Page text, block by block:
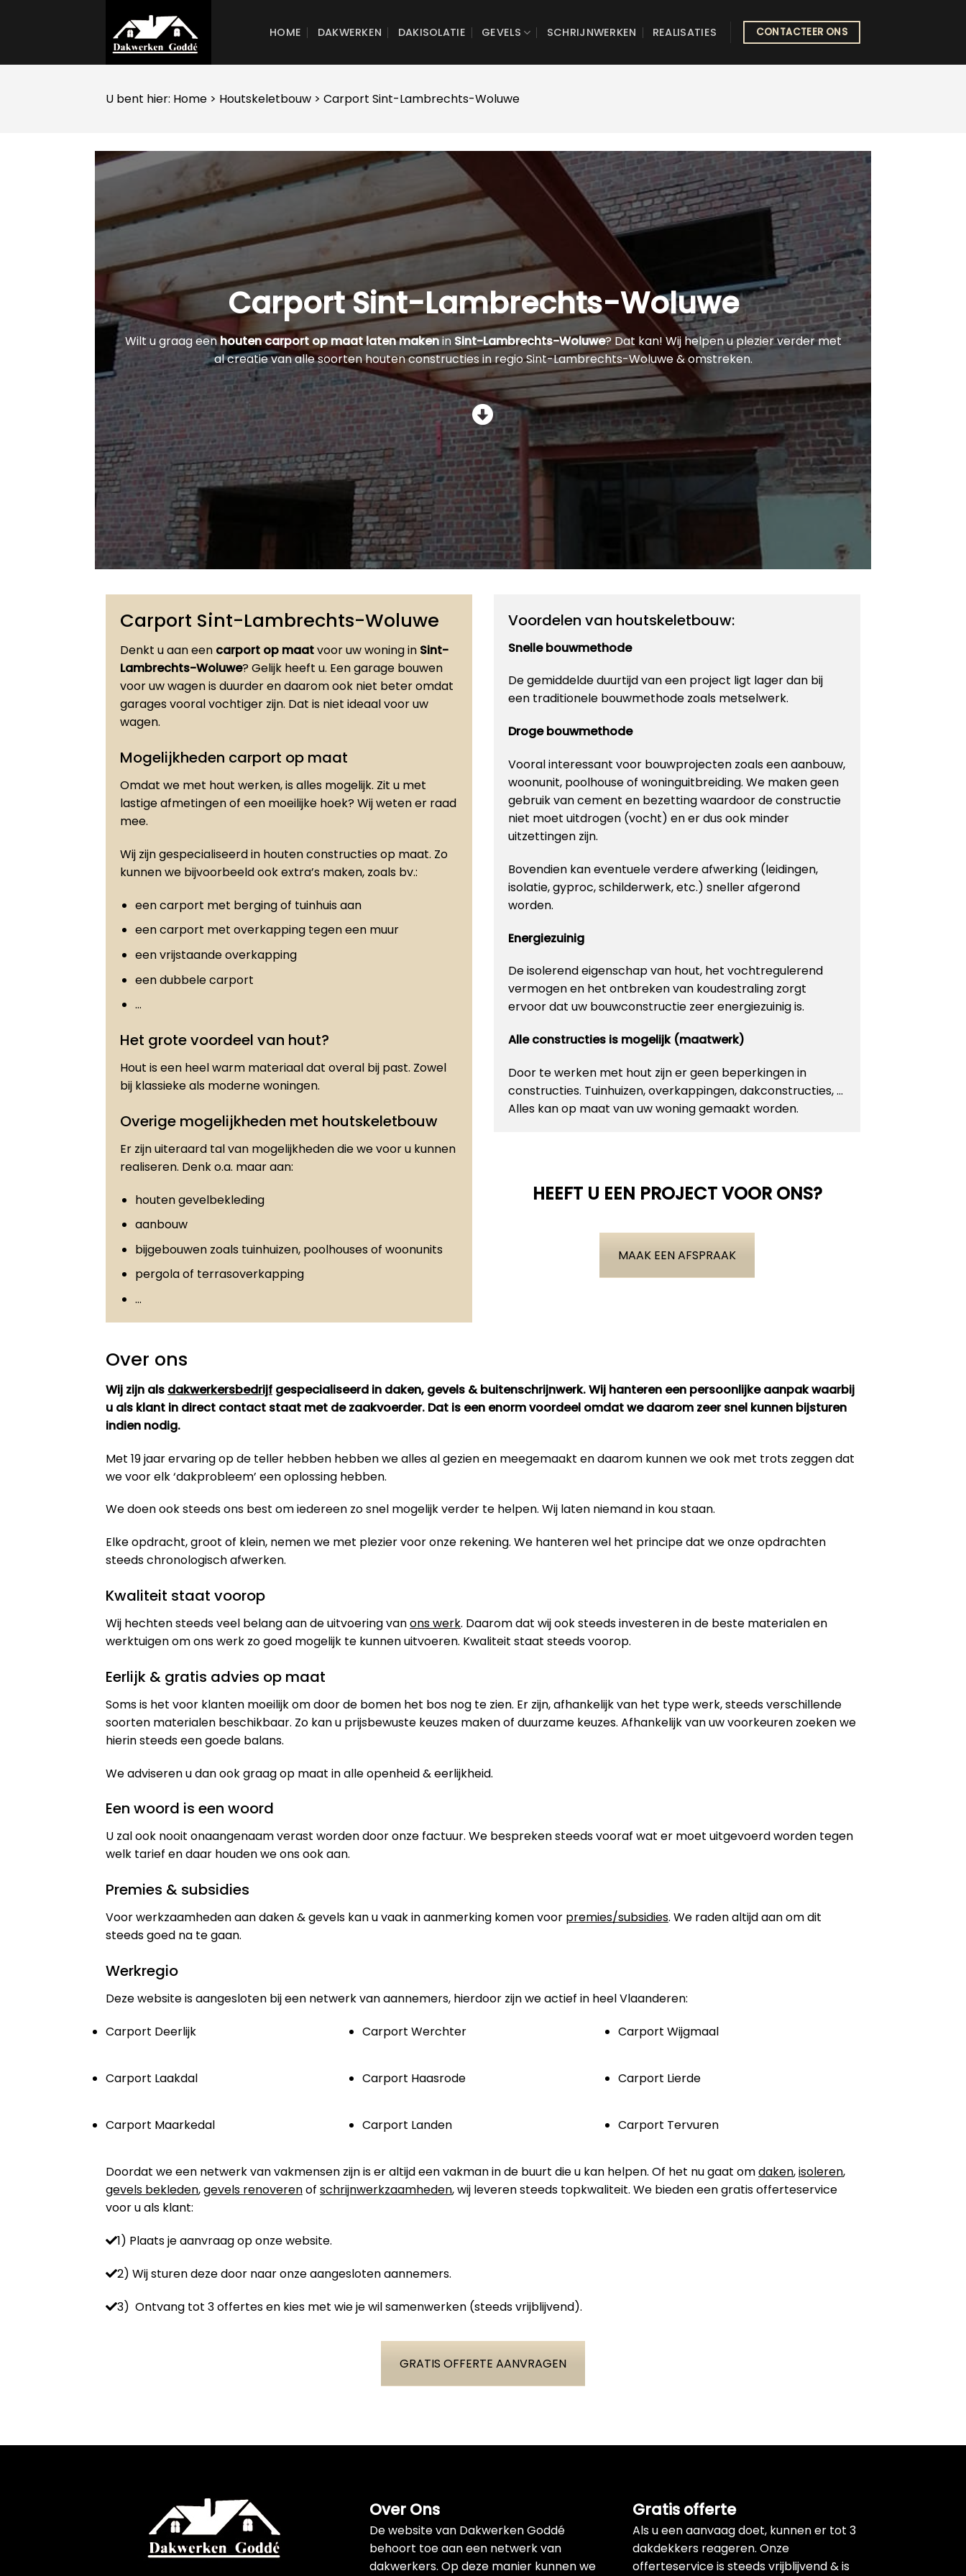
HOME DAKWERKEN DAKISOLATIE GEVELS SCHRIJNWERKEN REALISATIES CONTACTEER ONS
U bent hier: Home > Houtskeletbouw > Carport Sint-Lambrechts-Woluwe
Carport Sint-Lambrechts-Woluwe
Wilt u graag eenhouten carport op maat laten makenin Sint-Lambrechts-Woluwe? Dat kan! Wij helpen u plezier verder met
al creatie van alle soorten houten constructies in regio Sint-Lambrechts-Woluwe & omstreken.
Carport Sint-Lambrechts-Woluwe
Denkt u aan een carport op maatvoor uw woning in Sint-
Lambrechts-Woluwe? Gelijk heeft u. Een garage bouwen
voor uw wagen is duurder en daarom ook niet beter omdat
garages vooral vochtiger zijn. Dat is niet ideaal voor uw
wagen.
Mogelijkheden carport op maat
Omdat we met hout werken, is alles mogelijk. Zit u met
lastige afmetingen of een moeilijke hoek? Wij weten er raad
mee.
Wij zijn gespecialiseerd in houten constructies op maat. Zo
kunnen we bijvoorbeeld ook extra’s maken, zoals bv.:
een carport met berging of tuinhuis aan
een carport met overkapping tegen een muur
een vrijstaande overkapping
een dubbele carport
…
Het grote voordeel van hout?
Hout is een heel warm materiaal dat overal bij past. Zowel
bij klassieke als moderne woningen.
Overige mogelijkheden met houtskeletbouw
Er zijn uiteraard tal van mogelijkheden die we voor u kunnen
realiseren. Denk o.a. maar aan:
houten gevelbekleding
aanbouw
bijgebouwen zoals tuinhuizen, poolhouses of woonunits
pergola of terrasoverkapping
…
Voordelen van houtskeletbouw:
Snelle bouwmethode
De gemiddelde duurtijd van een project ligt lager dan bij
een traditionele bouwmethode zoals metselwerk.
Droge bouwmethode
Vooral interessant voor bouwprojecten zoals een aanbouw,
woonunit, poolhouse of woninguitbreiding. We maken geen
gebruik van cement en bezetting waardoor de constructie
niet moet uitdrogen (vocht) en er dus ook minder
uitzettingen zijn.
Bovendien kan eventuele verdere afwerking (leidingen,
isolatie, gyproc, schilderwerk, etc.) sneller afgerond
worden.
Energiezuinig
De isolerend eigenschap van hout, het vochtregulerend
vermogen en het ontbreken van koudestraling zorgt
ervoor dat uw bouwconstructie zeer energiezuinig is.
Alle constructies is mogelijk (maatwerk)
Door te werken met hout zijn er geen beperkingen in
constructies. Tuinhuizen, overkappingen, dakconstructies, …
Alles kan op maat van uw woning gemaakt worden.
HEEFT U EEN PROJECT VOOR ONS?
MAAK EEN AFSPRAAK
Over ons
Wij zijn als dakwerkersbedrijf gespecialiseerd in daken, gevels & buitenschrijnwerk. Wij hanteren een persoonlijke aanpak waarbij
u als klant in direct contact staat met de zaakvoerder. Dat is een enorm voordeel omdat we daarom zeer snel kunnen bijsturen
indien nodig.
Met 19 jaar ervaring op de teller hebben hebben we alles al gezien en meegemaakt en daarom kunnen we ook met trots zeggen dat
we voor elk ‘dakprobleem’ een oplossing hebben.
We doen ook steeds ons best om iedereen zo snel mogelijk verder te helpen. Wij laten niemand in kou staan.
Elke opdracht, groot of klein, nemen we met plezier voor onze rekening. We hanteren wel het principe dat we onze opdrachten
steeds chronologisch afwerken.
Kwaliteit staat voorop
Wij hechten steeds veel belang aan de uitvoering vanons werk. Daarom dat wij ook steeds investeren in de beste materialen en
werktuigen om ons werk zo goed mogelijk te kunnen uitvoeren. Kwaliteit staat steeds voorop.
Eerlijk & gratis advies op maat
Soms is het voor klanten moeilijk om door de bomen het bos nog te zien. Er zijn, afhankelijk van het type werk, steeds verschillende
soorten materialen beschikbaar. Zo kan u prijsbewuste keuzes maken of duurzame keuzes. Afhankelijk van uw voorkeuren zoeken we
hierin steeds een goede balans.
We adviseren u dan ook graag op maat in alle openheid & eerlijkheid.
Een woord is een woord
U zal ook nooit onaangenaam verast worden door onze factuur. We bespreken steeds vooraf wat er moet uitgevoerd worden tegen
welk tarief en daar houden we ons ook aan.
Premies & subsidies
Voor werkzaamheden aan daken & gevels kan u vaak in aanmerking komen voor premies/subsidies. We raden altijd aan om dit
steeds goed na te gaan.
Werkregio
Deze website is aangesloten bij een netwerk van aannemers, hierdoor zijn we actief in heel Vlaanderen:
Carport Deerlijk
Carport Werchter Carport Wijgmaal
Carport Laakdal Carport Haasrode Carport Lierde
Carport Maarkedal Carport Landen Carport Tervuren
Doordat we een netwerk van vakmensen zijn is er altijd een vakman in de buurt die u kan helpen. Of het nu gaat omdaken,isoleren,
gevels bekleden,gevels renoverenof schrijnwerkzaamheden, wij leveren steeds topkwaliteit. We bieden een gratis offerteservice
voor u als klant:
1) Plaats je aanvraag op onze website.
2) Wij sturen deze door naar onze aangesloten aannemers.
3) Ontvang tot 3 offertes en kies met wie je wil samenwerken (steeds vrijblijvend).
GRATIS OFFERTE AANVRAGEN
Over Ons
De website van Dakwerken Goddé
behoort toe aan een netwerk van
dakwerkers. Op deze manier kunnen we
Gratis offerte
Als u een aanvaag doet, kunnen er tot 3
dakdekkers reageren. Onze
offerteservice is steeds vrijblijvend & is